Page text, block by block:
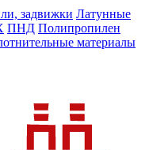
задвижки Латунные
ПНД Полипропилен
материалы